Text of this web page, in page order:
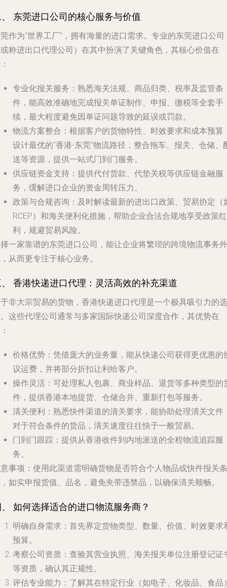
东莞进口公司的核心服务与价值
作为“世界工厂”，拥有海量的进口需求。专业的东莞进口公司
称进出口代理公司）在其中扮演了关键角色，其核心价值在
专业化报关服务 ：熟悉海关法规、商品归类、税率及监管条
件，能高效准确地完成报关单证制作、申报、缴税等全套手
续，最大程度避免因单证问题导致的延误或罚款。
物流方案整合 ：根据客户的货物特性、时效要求和成本预算
设计最优的“香港-东莞”物流路径，整合拖车、报关、仓储、
送等资源，提供一站式门到门服务。
供应链资金支持 ：提供代付货款、代垫关税等供应链金融服
务，缓解进口企业的资金周转压力。
政策与合规咨询 ：及时解读最新的进出口政策、贸易协定（
RCEP）和海关便利化措施，帮助企业合法合规地享受政策红
利，规避贸易风险。
一家靠谱的东莞进口公司，能让企业将繁琐的跨境物流事务外
从而更专注于核心业务。
香港快递进口代理：灵活高效的补充渠道
非大宗贸易的货物，香港快递进口代理是一个极具吸引力的选
这些代理公司通常与多家国际快递公司深度合作，其优势在
价格优势 ：凭借庞大的业务量，能从快递公司获得更优惠的
议运费，并将部分折扣让利给客户。
操作灵活 ：可处理私人包裹、商业样品、退货等多种类型的
件，提供香港本地提货、仓储合并、重新打包等服务。
清关便利 ：熟悉快件渠道的清关要求，能协助处理清关文件
对于符合条件的货品，清关速度往往快于一般贸易。
门到门跟踪 ：提供从香港收件到内地派送的全程物流追踪服
务。
事项 ：使用此渠道需明确货物是否符合个人物品或快件报关条
如实申报货值、品名，避免夹带违禁品，以确保清关顺畅。
如何选择适合的进口物流服务商？
明确自身需求 ：首先界定货物类型、数量、价值、时效要求
预算。
考察公司资质 ：查验其营业执照、海关报关单位注册登记证
等资质，确认其正规性。
评估专业能力 ：了解其在特定行业（如电子、化妆品、食品